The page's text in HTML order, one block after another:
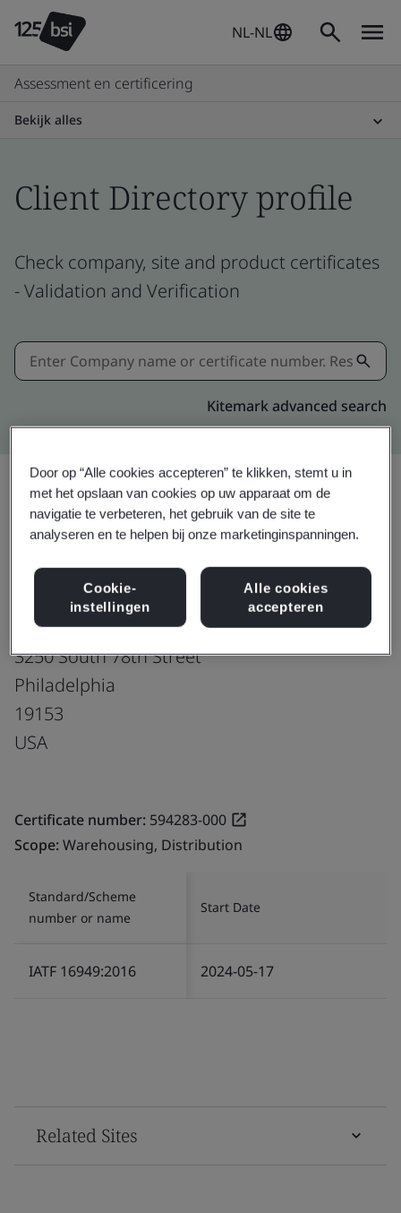
NL-NL
Assessment en certificering
Bekijk alles
Client Directory profile
Check company, site and product certificates
- Validation and Verification
Kitemark advanced search
Delen: Upgraden
Southco, Inc.
Order Fulfillment Center (OFC)
3250 South 78th Street
Philadelphia
19153
USA
Certificate number: 594283-000
Scope:Warehousing, Distribution
Standard/Scheme
number or name
Start Date
IATF 16949:2016 2024-05-17
Related Sites
Door op “Alle cookies accepteren” te klikken, stemt u in
met het opslaan van cookies op uw apparaat om de
navigatie te verbeteren, het gebruik van de site te
analyseren en te helpen bij onze marketinginspanningen.
Cookie-
instellingen
Alle cookies
accepteren